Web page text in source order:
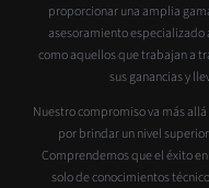
proporcionar una amplia
asesoramiento
como aquellos que trabajan a
sus ganancias y
Nuestro compromiso va más
por brindar un nivel
Comprendemos que el éxito
solo de conocimientos